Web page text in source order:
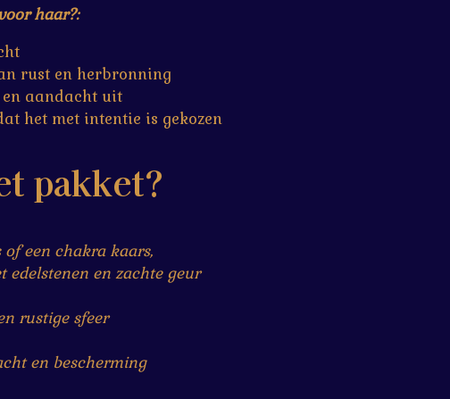
haar?:
rust en herbronning
aandacht uit
het met intentie is gekozen
pakket?
een chakra kaars,
edelstenen en zachte geur
rustige sfeer
en bescherming